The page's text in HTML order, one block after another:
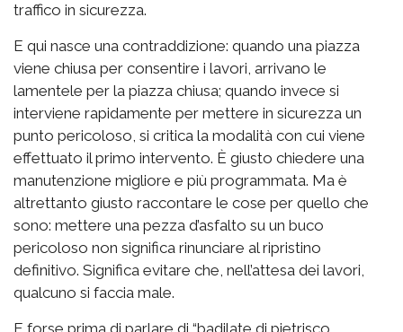
traffico in sicurezza.
E qui nasce una contraddizione: quando una piazza
viene chiusa per consentire i lavori, arrivano le
lamentele per la piazza chiusa; quando invece si
interviene rapidamente per mettere in sicurezza un
punto pericoloso, si critica la modalità con cui viene
effettuato il primo intervento. È giusto chiedere una
manutenzione migliore e più programmata. Ma è
altrettanto giusto raccontare le cose per quello che
sono: mettere una pezza d’asfalto su un buco
pericoloso non significa rinunciare al ripristino
definitivo. Significa evitare che, nell’attesa dei lavori,
qualcuno si faccia male.